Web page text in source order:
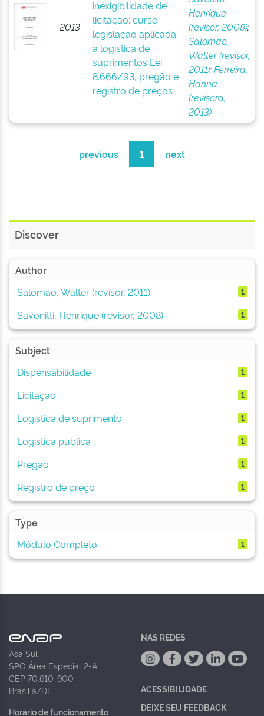
2013
inexigibilidade de
licitação: curso
legislação aplicada
à logística de
suprimentos Lei
8.666/93, pregão e
registro de preços
Henrique
(revisor, 2008);
Salomão,
Walter (revisor,
2011);Ferreira,
Hanna
(revisora,
2013)
previous 1 next
Discover
Author
Salomão, Walter (revisor, 2011)
1
Savonitti, Henrique (revisor, 2008) 1
Subject
Dispensabilidade
1
Licitação 1
Logística de suprimento 1
Logística pública 1
Pregão 1
Registro de preço 1
Type
Módulo Completo
1
Asa Sul
SPO Área Especial 2-A
CEP 70.610-900
Brasília/DF
Horário de funcionamento
NAS REDES
ACESSIBILIDADE
DEIXE SEU FEEDBACK